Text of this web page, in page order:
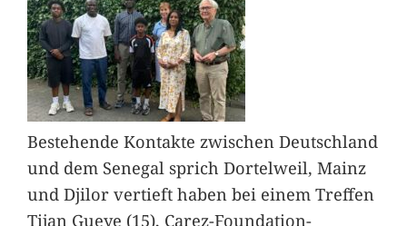
Bestehende Kontakte zwischen Deutschland
und dem Senegal sprich Dortelweil, Mainz
und Djilor vertieft haben bei einem Treffen
Tijan Gueye (15), Carez-Foundation-